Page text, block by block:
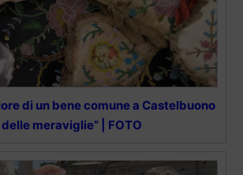
di un bene comune a Castelbuono
meraviglie” | FOTO